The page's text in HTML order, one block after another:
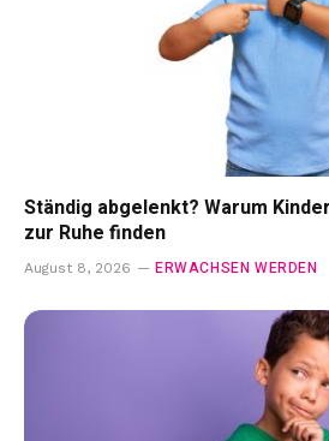
Ständig abgelenkt? Warum
zur Ruhe finden
August 8, 2026 ERWACHSEN WERDEN